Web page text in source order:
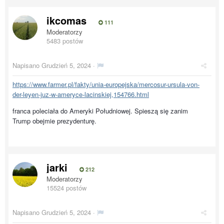
ikcomas 111
Moderatorzy
5483 postów
Napisano Grudzień 5, 2024 ·
https://www.farmer.pl/fakty/unia-europejska/mercosur-ursula-von-
der-leyen-juz-w-ameryce-lacinskiej,154766.html
franca poleciała do Ameryki Południowej. Spieszą się zanim
Trump obejmie prezydenturę.
jarki 212
Moderatorzy
15524 postów
Napisano Grudzień 5, 2024 ·